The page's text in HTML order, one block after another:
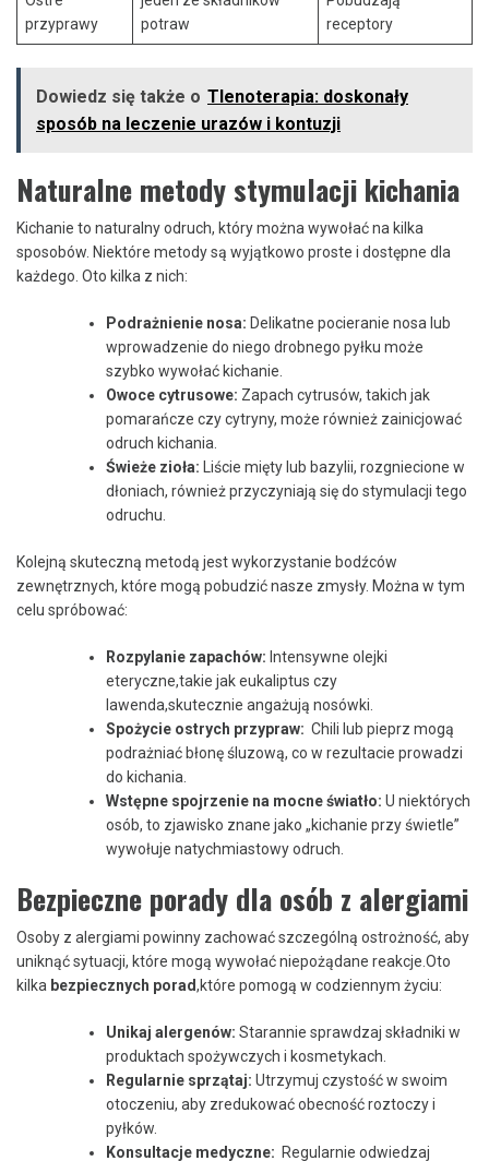
przyprawy
potraw
receptory
Dowiedz się także o Tlenoterapia: doskonały
sposób na leczenie urazów i kontuzji
Naturalne⁤ metody stymulacji kichania
Kichanie to‍ naturalny ⁤odruch, który ⁤można wywołać​ na kilka
sposobów.​ Niektóre⁤ metody są wyjątkowo proste i dostępne dla
każdego. Oto kilka ⁣z nich:
Podrażnienie‌ nosa: Delikatne pocieranie nosa lub
wprowadzenie⁣ do niego drobnego pyłku może
szybko wywołać kichanie.
Owoce cytrusowe: Zapach cytrusów, takich jak
pomarańcze czy cytryny,‌ może również zainicjować
odruch kichania.
Świeże ⁢zioła: Liście mięty lub​ bazylii, rozgniecione w
dłoniach, również ‍przyczyniają się do stymulacji tego
‌odruchu.
Kolejną ⁣skuteczną ‌metodą jest wykorzystanie bodźców
zewnętrznych, które mogą ⁤pobudzić nasze zmysły.⁢ Można ⁢w tym
celu spróbować:
Rozpylanie⁤ zapachów: ‍Intensywne olejki
eteryczne,takie jak eukaliptus czy
lawenda,skutecznie angażują nosówki.
Spożycie ostrych przypraw: ⁤ Chili lub pieprz​ mogą‌
podrażniać ⁢błonę ⁤śluzową, co⁢ w rezultacie‍ prowadzi
do kichania.
Wstępne spojrzenie‍ na mocne światło: U⁢ niektórych
osób, to zjawisko znane jako „kichanie przy świetle”
wywołuje natychmiastowy odruch.
Bezpieczne porady ⁤dla osób ​z ‍alergiami
Osoby‍ z alergiami powinny zachować szczególną ostrożność, aby
uniknąć sytuacji, które mogą ‍wywołać⁤ niepożądane reakcje.Oto
kilka⁢ bezpiecznych porad,które pomogą w codziennym życiu:
Unikaj alergenów: Starannie sprawdzaj​ składniki w
produktach spożywczych ​i⁢ kosmetykach.
Regularnie sprzątaj: Utrzymuj czystość w swoim
otoczeniu, aby zredukować‌ obecność roztoczy i
pyłków.
Konsultacje medyczne: ‍ Regularnie odwiedzaj